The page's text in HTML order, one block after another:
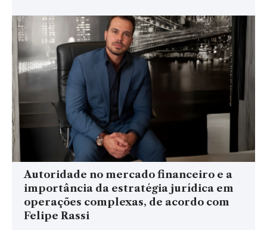
Autoridade no mercado financeiro e a
importância da estratégia jurídica em
operações complexas, de acordo com
Felipe Rassi